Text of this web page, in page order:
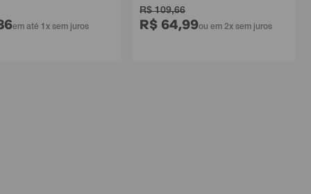
em até 1x sem juros
R$ 109,66
R$ 64,99ou em 2x sem juros